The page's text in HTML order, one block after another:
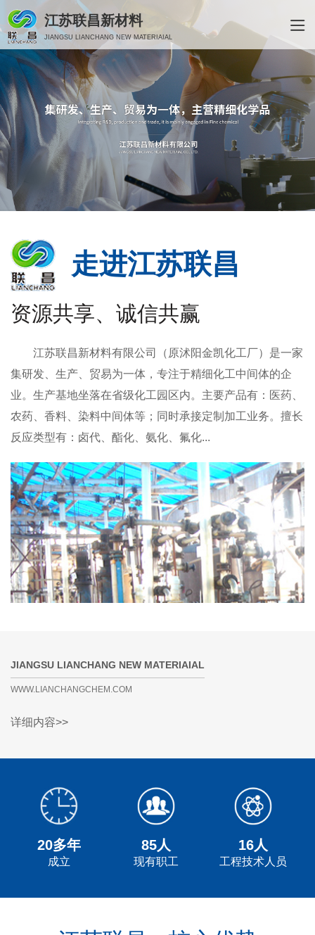
江苏联昌新材料
JIANGSU LIANCHANG NEW MATERIAIAL
走进江苏联昌
资源共享、诚信共赢
江苏联昌新材料有限公司
（原沭阳金凯化工厂）是一家
集研发、生产、贸易为一体，专注于精细化工中间体的企
业。生产基地坐落在省级化工园区内。主要产品有：医药、
农药、香料、染料中间体等；同时承接定制加工业务。擅长
反应类型有：卤代、酯化、氨化、氟化...
JIANGSU LIANCHANG NEW MATERIAIAL
WWW.LIANCHANGCHEM.COM
详细内容>>
20多年
成立
85人
现有职工
16人
工程技术人员